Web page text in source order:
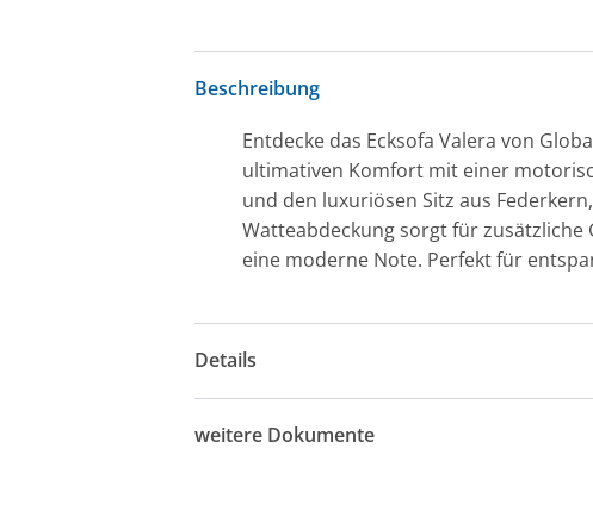
Beschreibung
Entdecke das Ecksofa Valera von
ultimativen Komfort mit einer
und den luxuriösen Sitz aus
Watteabdeckung sorgt für zusätzliche
eine moderne Note. Perfekt für
Details
weitere Dokumente